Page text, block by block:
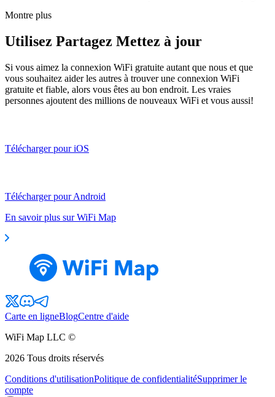
Montre plus
Utilisez Partagez Mettez à jour
Si vous aimez la connexion WiFi gratuite autant que nous et que
vous souhaitez aider les autres à trouver une connexion WiFi
gratuite et fiable, alors vous êtes au bon endroit. Les vraies
personnes ajoutent des millions de nouveaux WiFi et vous aussi!
Télécharger pour iOS
Télécharger pour Android
En savoir plus sur WiFi Map
Carte en ligneBlogCentre d'aide
WiFi Map LLC ©
2026 Tous droits réservés
Conditions d'utilisationPolitique de confidentialitéSupprimer le
compte